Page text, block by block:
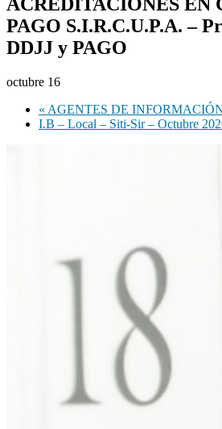
PAGO S.I.R.C.U.P.A. –
DDJJ y PAGO
octubre 16
« AGENTES DE
I.B – Local – Siti-Sir – Octubre